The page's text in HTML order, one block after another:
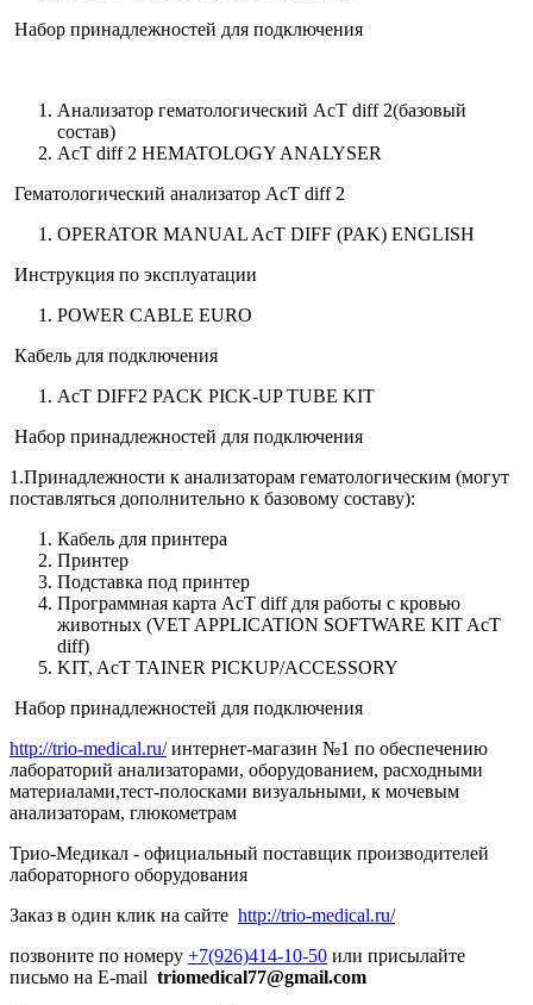
Набор принадлежностей для подключения
Анализатор гематологический АсТ diff 2(базовый
состав)
AcT diff 2 HEMATOLOGY ANALYSER
Гематологический анализатор AcT diff 2
OPERATOR MANUAL AcT DIFF (PAK) ENGLISH
Инструкция по эксплуатации
POWER CABLE EURO
Кабель для подключения
AcT DIFF2 PACK PICK-UP TUBE KIT
Набор принадлежностей для подключения
1.Принадлежности к анализаторам гематологическим (могут
поставляться дополнительно к базовому составу):
Кабель для принтера
Принтер
Подставка под принтер
Программная карта AcT diff для работы с кровью
животных (VET APPLICATION SOFTWARE KIT AcT
diff)
KIT, AcT TAINER PICKUP/ACCESSORY
Набор принадлежностей для подключения
http://trio-medical.ru/интернет-магазин №1 по обеспечению
лабораторий анализаторами, оборудованием, расходными
материалами,тест-полосками визуальными, к мочевым
анализаторам, глюкометрам
Трио-Медикал - официальный поставщик производителей
лабораторного оборудования
Заказ в один клик на сайте http://trio-medical.ru/
позвоните по номеру +7(926)414-10-50 или присылайте
письмо на E-mail triomedical77@gmail.com